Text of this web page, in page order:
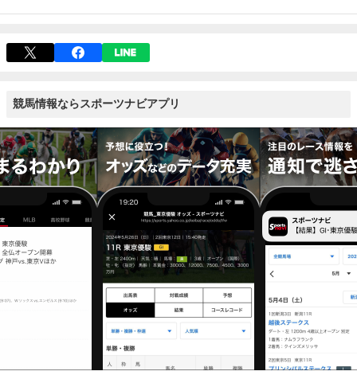
競馬情報ならスポーツナビアプリ